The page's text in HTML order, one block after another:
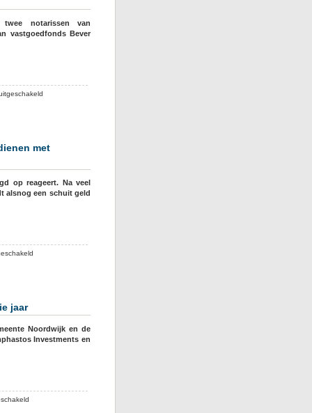
notarissen van
vastgoedfonds Bever
Bever/Van
met
op reageert. Na veel
alsnog een schuit geld
om
jaar
Noordwijk en de
Investments en